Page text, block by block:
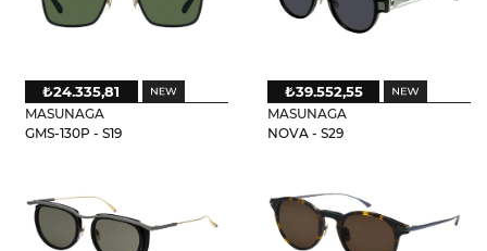
MASUNAGA
GMS-130P - S19
₺24.335,81
MASUNAGA
NOVA - S29
₺39.552,55